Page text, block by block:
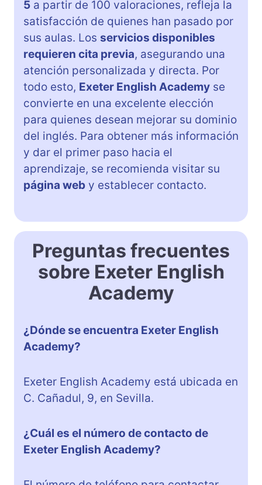
5 a partir de 100 valoraciones, refleja la
satisfacción de quienes han pasado por
sus aulas. Los servicios disponibles
requieren cita previa, asegurando una
atención personalizada y directa. Por
todo esto, Exeter English Academy se
convierte en una excelente elección
para quienes desean mejorar su dominio
del inglés. Para obtener más información
y dar el primer paso hacia el
aprendizaje, se recomienda visitar su
página web y establecer contacto.
Preguntas frecuentes
sobre Exeter English
Academy
¿Dónde se encuentra Exeter English
Academy?
Exeter English Academy está ubicada en
C. Cañadul, 9, en Sevilla.
¿Cuál es el número de contacto de
Exeter English Academy?